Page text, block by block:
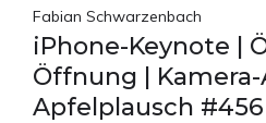
Fabian Schwarzenbach
iPhone-Keynote |
Öffnung | Kamera-
Apfelplausch #456